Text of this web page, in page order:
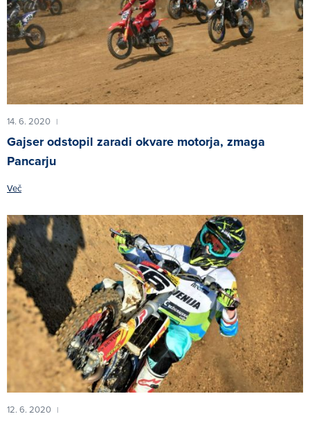
14. 6. 2020 |
Gajser odstopil zaradi okvare motorja, zmaga
Pancarju
Več
12. 6. 2020 |